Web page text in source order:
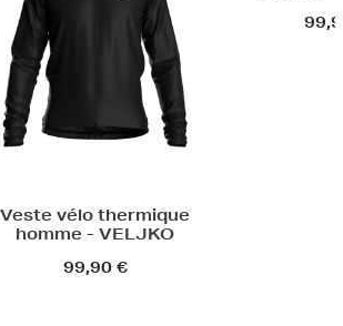
Veste vélo thermique
homme - VELJKO
99,90 €